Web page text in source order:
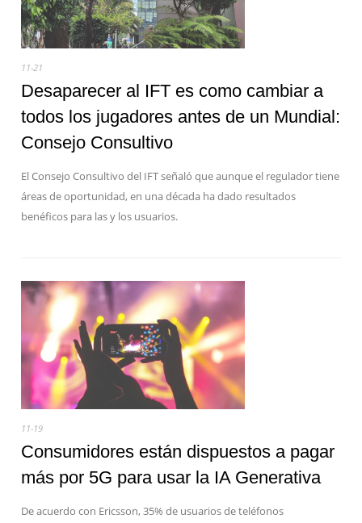
11-21
Desaparecer al IFT es como cambiar a
todos los jugadores antes de un Mundial:
Consejo Consultivo
El Consejo Consultivo del IFT señaló que aunque el regulador tiene
áreas de oportunidad, en una década ha dado resultados
benéficos para las y los usuarios.
11-19
Consumidores están dispuestos a pagar
más por 5G para usar la IA Generativa
De acuerdo con Ericsson, 35% de usuarios de teléfonos